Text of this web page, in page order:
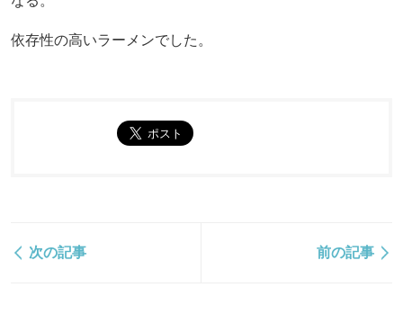
依存性の高いラーメンでした。
次の記事 前の記事